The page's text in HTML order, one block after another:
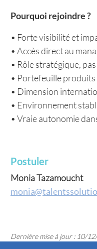
Pourquoi rejoindre ?
• Forte visibilité et
• Accès direct au
• Rôle stratégique,
• Portefeuille
• Dimension
• Environnement
• Vraie autonomie
Postuler
Monia Tazamoucht
Dernière mise à jour : 10/